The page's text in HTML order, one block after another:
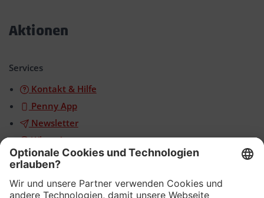
Aktionen
Services
Kontakt & Hilfe
Penny App
Newsletter
WhatsApp
App